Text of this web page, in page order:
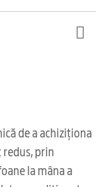
de a achiziționa
prin
la mâna a